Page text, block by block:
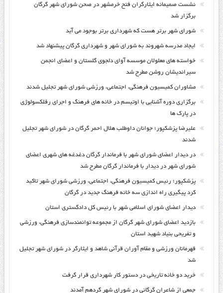
نشست صمیمانه ایثارگران فتح خرمشهر در صحن شورای شهر گرگان
برگزار شد
شورای شهر برتر هست که شهرداری برتر بوجود می آید
ایجاد مدرسه شهروند به شورای شهر و شهرداری گرگان پیشنهاد شد
خواسته های معلولان موسسه آوای دلجوی گلستان و اعضای انجمن
سیراندیشان روشن مطرح شد
مشاوران کمیسیون فرهنگی، اجتماعی، ورزشی شورای شهر تجلیل شدند
برگزاری دوره آشنایی با اوتیسم در خانه های فرهنگ و اجرای رفلکسولوژی
در پارک ها
علیرضا پزشکپور؛ جوانان داوطلب هلال احمر گرگان در شورای شهر تجلیل
شدند
در دیدار اعضای شورای شهر با فرماندار گرگان دغدغه های شهری اعضای
شورای شهر در دیدار با فرماندار گرگان مطرح شد
پزشکپور؛ رئیس کمیسیون فرهنگی، اجتماعی، ورزشی شورای شهر تاکید
کرد پیگیری راه اندازی سه خانه فرهنگ جدید در گرگان
دیدار اعضای شورای اسلامی شهر با رئیس کل دادگستری استان
بازدید اعضای شورای شهر گرگان از مجموعه توانمندسازی فرهنگی، ورزشی
و تفریحی بنیاد شهید استان
قهرمانان ورزشی و مقام آوران قرآنی شاهد و ایثارگر در شورای شهر تجلیل
شد
خرید دو خانه تاریخی در دستور کار شهرداری قرار گرفت
جمعی از شاعران گرگانی در شورای شهر گردهم آمدند